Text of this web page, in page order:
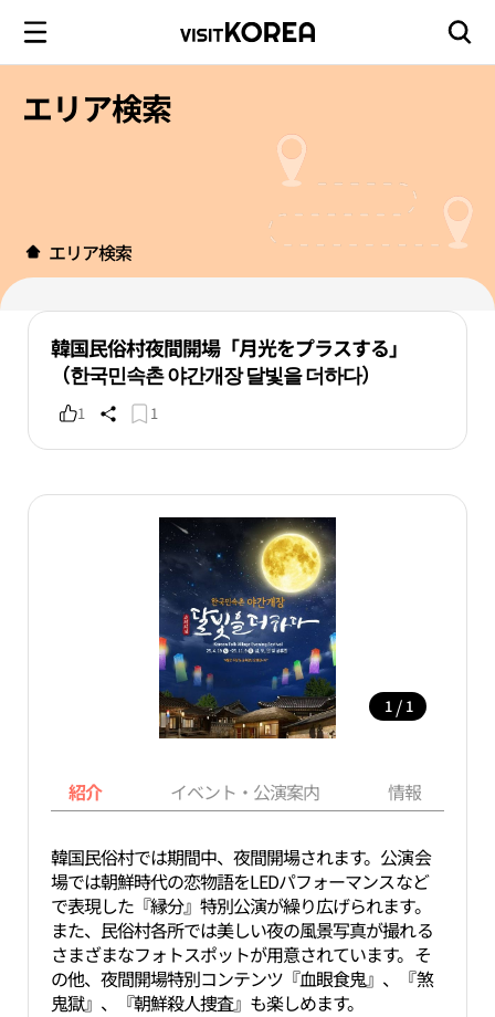
エリア検索
エリア検索
韓国民俗村夜間開場「月光をプラスする」
（한국민속촌 야간개장 달빛을 더하다）
1 1
1 / 1
紹介 イベント・公演案内 情報
韓国民俗村では期間中、夜間開場されます。公演会
場では朝鮮時代の恋物語をLEDパフォーマンスなど
で表現した『縁分』特別公演が繰り広げられます。
また、民俗村各所では美しい夜の風景写真が撮れる
さまざまなフォトスポットが用意されています。そ
の他、夜間開場特別コンテンツ『血眼食鬼』、『煞
鬼獄』、『朝鮮殺人捜査』も楽しめます。